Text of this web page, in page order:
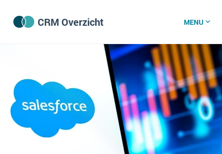
CRM Overzicht
CRM kenniscentrum
CRM nieuws
MENU